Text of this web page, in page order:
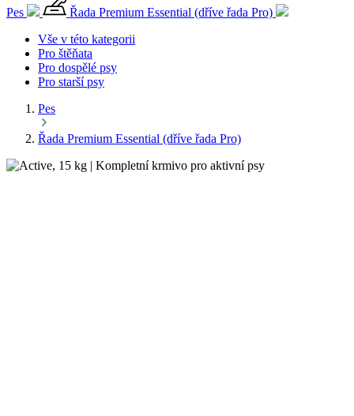
Pes
Řada Premium Essential (dříve řada Pro)
Vše v této kategorii
Pro štěňata
Pro dospělé psy
Pro starší psy
Pes
Řada Premium Essential (dříve řada Pro)